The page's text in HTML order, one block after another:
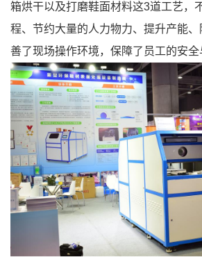
箱烘干以及打磨鞋面材料这3道工艺，
程、节约大量的人力物力、提升产能
善了现场操作环境，保障了员工的安全